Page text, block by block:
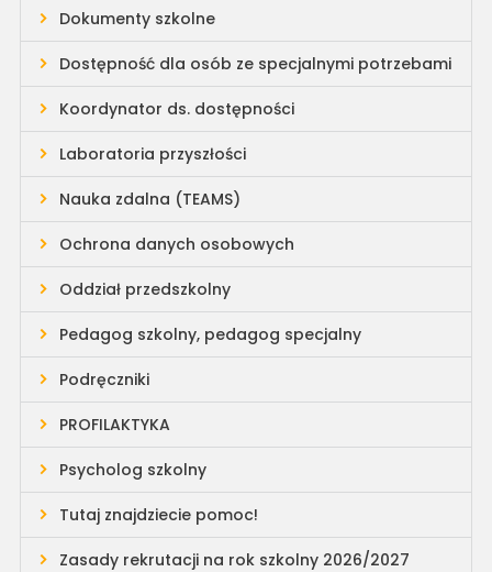
Dokumenty szkolne
Dostępność dla osób ze specjalnymi potrzebami
Koordynator ds. dostępności
Laboratoria przyszłości
Nauka zdalna (TEAMS)
Ochrona danych osobowych
Oddział przedszkolny
Pedagog szkolny, pedagog specjalny
Podręczniki
PROFILAKTYKA
Psycholog szkolny
Tutaj znajdziecie pomoc!
Zasady rekrutacji na rok szkolny 2026/2027